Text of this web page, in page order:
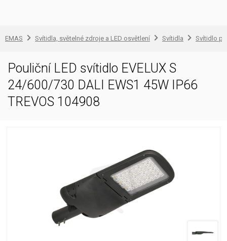
EMAS Svítidla, světelné zdroje a LED osvětlení Svítidla Svítidlo
Pouliční LED svítidlo EVELUX S
24/600/730 DALI EWS1 45W IP66
TREVOS 104908